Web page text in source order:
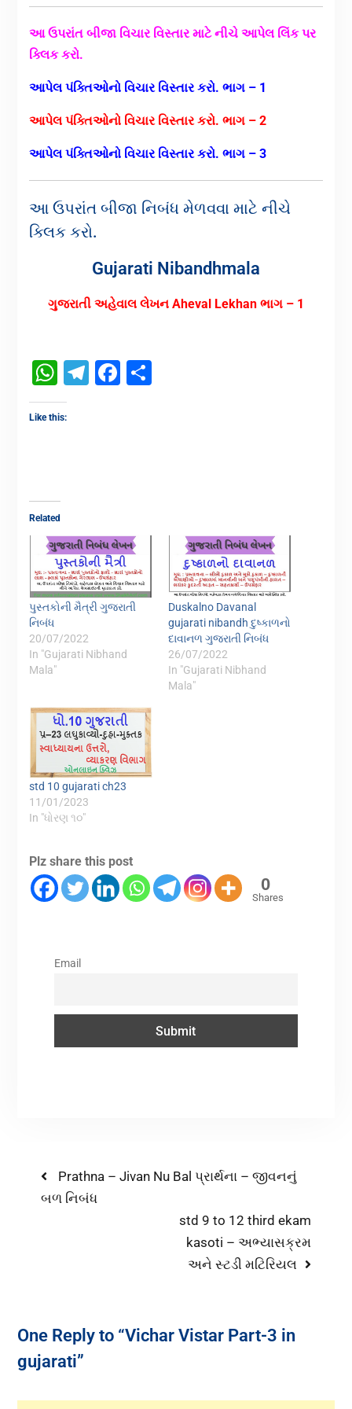
આ ઉપરાંત બીજા વિચાર વિસ્તાર માટે નીચે આપેલ લિંક પર
ક્લિક કરો.
આપેલ પંક્તિઓનો વિચાર વિસ્તાર કરો. ભાગ – 1
આપેલ પંક્તિઓનો વિચાર વિસ્તાર કરો. ભાગ – 2
આપેલ પંક્તિઓનો વિચાર વિસ્તાર કરો. ભાગ – 3
આ ઉપરાંત બીજા નિબંધ મેળવવા માટે નીચે
ક્લિક કરો.
Gujarati Nibandhmala
ગુજરાતી અહેવાલ લેખન Aheval Lekhan ભાગ – 1
WhatsApp
Telegram
Facebook
Like this:
Related
પુસ્તકોની મૈત્રી ગુજરાતી
નિબંધ
20/07/2022
In "Gujarati Nibhand
Mala"
Duskalno Davanal
gujarati nibandh દુષ્કાળનો
દાવાનળ ગુજરાતી નિબંધ
26/07/2022
In "Gujarati Nibhand
Mala"
std 10 gujarati ch23
11/01/2023
In "ધોરણ ૧૦"
Plz share this post
0
Shares
Email
Prathna – Jivan Nu Bal પ્રાર્થના – જીવનનું
બળ નિબંધ
std 9 to 12 third ekam
kasoti – અભ્યાસક્રમ
અને સ્ટડી મટિરિયલ
One Reply to “Vichar Vistar Part-3 in
gujarati”